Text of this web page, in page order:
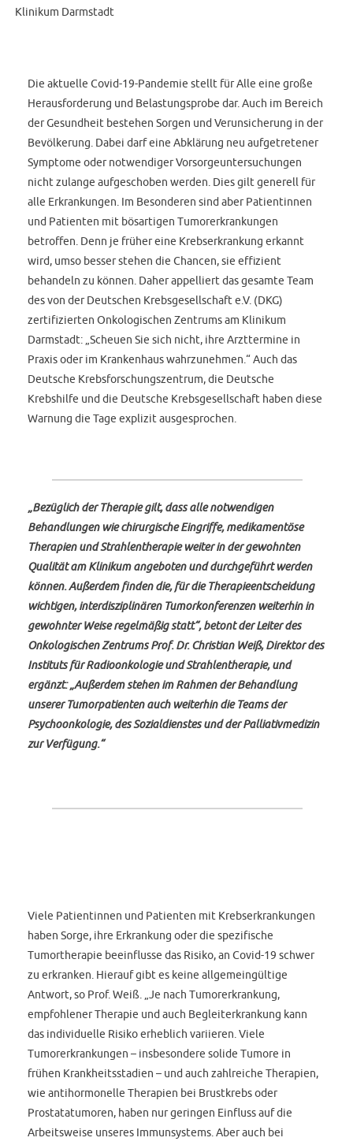
Klinikum Darmstadt
Die aktuelle Covid-19-Pandemie stellt für Alle eine große
Herausforderung und Belastungsprobe dar. Auch im Bereich
der Gesundheit bestehen Sorgen und Verunsicherung in der
Bevölkerung. Dabei darf eine Abklärung neu aufgetretener
Symptome oder notwendiger Vorsorgeuntersuchungen
nicht zulange aufgeschoben werden. Dies gilt generell für
alle Erkrankungen. Im Besonderen sind aber Patientinnen
und Patienten mit bösartigen Tumorerkrankungen
betroffen. Denn je früher eine Krebserkrankung erkannt
wird, umso besser stehen die Chancen, sie effizient
behandeln zu können. Daher appelliert das gesamte Team
des von der Deutschen Krebsgesellschaft e.V. (DKG)
zertifizierten Onkologischen Zentrums am Klinikum
Darmstadt: „Scheuen Sie sich nicht, ihre Arzttermine in
Praxis oder im Krankenhaus wahrzunehmen.“ Auch das
Deutsche Krebsforschungszentrum, die Deutsche
Krebshilfe und die Deutsche Krebsgesellschaft haben diese
Warnung die Tage explizit ausgesprochen.
„Bezüglich der Therapie gilt, dass alle notwendigen
Behandlungen wie chirurgische Eingriffe, medikamentöse
Therapien und Strahlentherapie weiter in der gewohnten
Qualität am Klinikum angeboten und durchgeführt werden
können. Außerdem finden die, für die Therapieentscheidung
wichtigen, interdisziplinären Tumorkonferenzen weiterhin in
gewohnter Weise regelmäßig statt“, betont der Leiter des
Onkologischen Zentrums Prof. Dr. Christian Weiß, Direktor des
Instituts für Radioonkologie und Strahlentherapie, und
ergänzt: „Außerdem stehen im Rahmen der Behandlung
unserer Tumorpatienten auch weiterhin die Teams der
Psychoonkologie, des Sozialdienstes und der Palliativmedizin
zur Verfügung.“
Viele Patientinnen und Patienten mit Krebserkrankungen
haben Sorge, ihre Erkrankung oder die spezifische
Tumortherapie beeinflusse das Risiko, an Covid-19 schwer
zu erkranken. Hierauf gibt es keine allgemeingültige
Antwort, so Prof. Weiß. „Je nach Tumorerkrankung,
empfohlener Therapie und auch Begleiterkrankung kann
das individuelle Risiko erheblich variieren. Viele
Tumorerkrankungen – insbesondere solide Tumore in
frühen Krankheitsstadien – und auch zahlreiche Therapien,
wie antihormonelle Therapien bei Brustkrebs oder
Prostatatumoren, haben nur geringen Einfluss auf die
Arbeitsweise unseres Immunsystems. Aber auch bei